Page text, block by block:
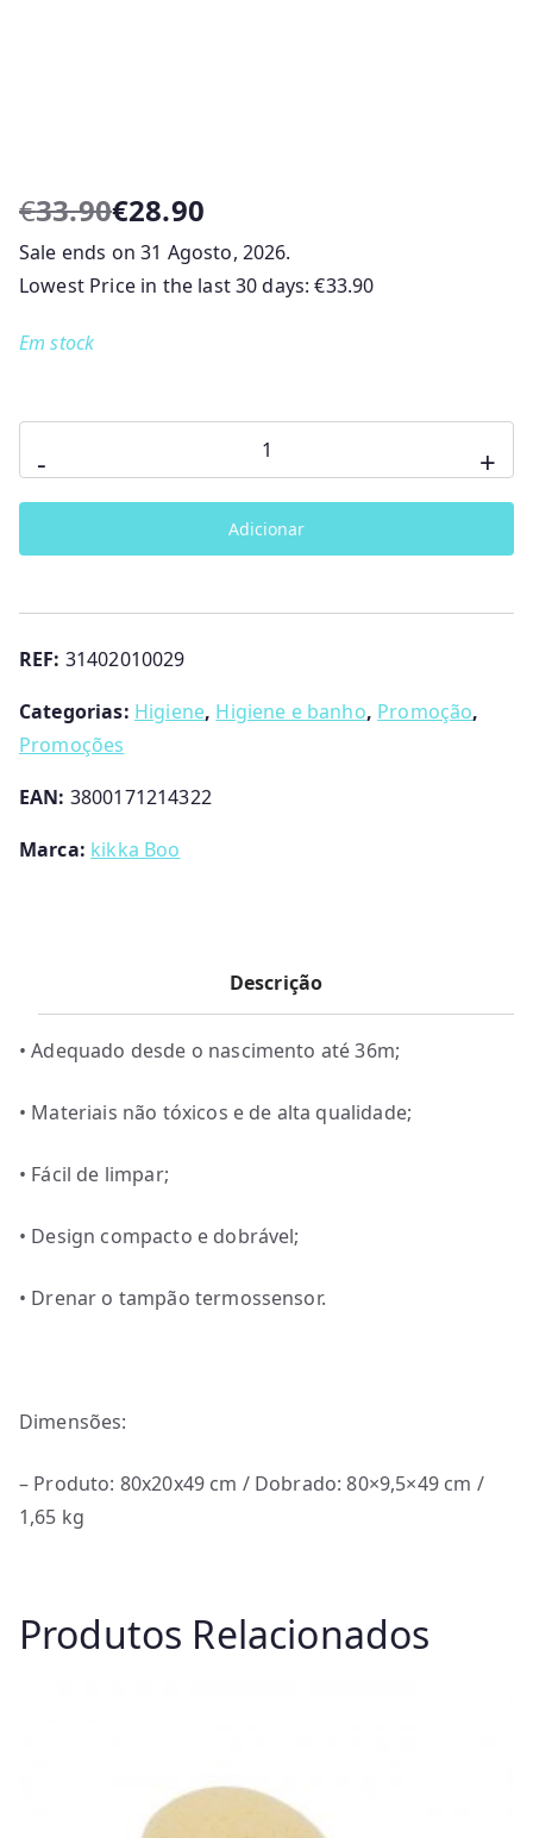
€33.90
O
p
r
ç
r
n
l
r
a
€
3
.
€28.90
O
p
r
ç
t
é
€
8
.
0
.
Sale ends on 31 Agosto, 2026.
Lowest Price in the last 30 days:€33.90
Em stock
-
de
Banheira
Boo
+
Adicionar
REF: 31402010029
Categorias: Higiene, Higiene e banho, Promoção,
Promoções
EAN: 3800171214322
Marca: kikka Boo
Descrição
• Adequado desde o nascimento até 36m;
• Materiais não tóxicos e de alta qualidade;
• Fácil de limpar;
• Design compacto e dobrável;
• Drenar o tampão termossensor.
Dimensões:
– Produto: 80x20x49 cm / Dobrado: 80×9,5×49 cm /
1,65 kg
Produtos Relacionados